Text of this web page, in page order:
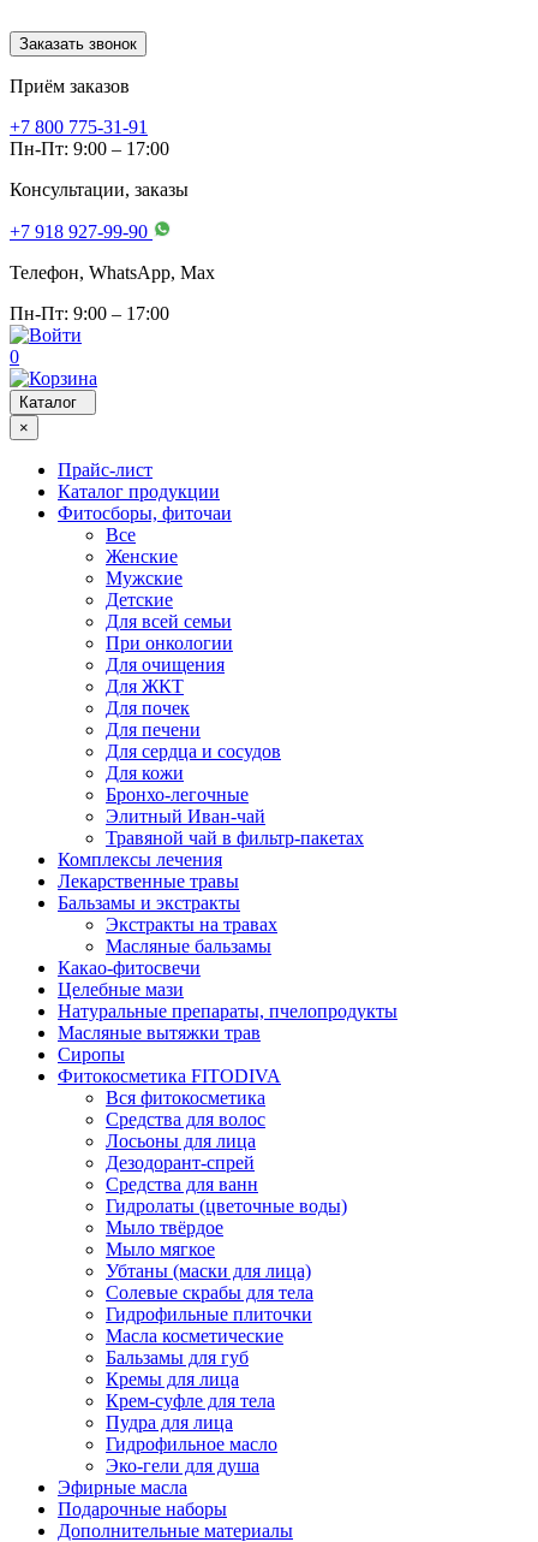
Заказать звонок
Приём заказов
+7 800 775-31-91
Пн-Пт: 9:00 – 17:00
Консультации, заказы
+7 918 927-99-90
Телефон, WhatsApp, Мах
Пн-Пт: 9:00 – 17:00
0
Каталог
×
Прайс-лист
Каталог продукции
Фитосборы, фиточаи
Все
Женские
Мужские
Детские
Для всей семьи
При онкологии
Для очищения
Для ЖКТ
Для почек
Для печени
Для сердца и сосудов
Для кожи
Бронхо-легочные
Элитный Иван-чай
Травяной чай в фильтр-пакетах
Комплексы лечения
Лекарственные травы
Бальзамы и экстракты
Экстракты на травах
Масляные бальзамы
Какао-фитосвечи
Целебные мази
Натуральные препараты, пчелопродукты
Масляные вытяжки трав
Сиропы
Фитокосметика FITODIVA
Вся фитокосметика
Средства для волос
Лосьоны для лица
Дезодорант-спрей
Средства для ванн
Гидролаты (цветочные воды)
Мыло твёрдое
Мыло мягкое
Убтаны (маски для лица)
Солевые скрабы для тела
Гидрофильные плиточки
Масла косметические
Бальзамы для губ
Кремы для лица
Крем-суфле для тела
Пудра для лица
Гидрофильное масло
Эко-гели для душа
Эфирные масла
Подарочные наборы
Дополнительные материалы